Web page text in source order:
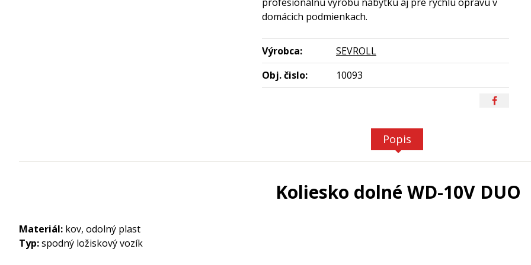
domácich podmienkach.
Výrobca:
SEVROLL
Obj. čislo:
10093
Popis
Koliesko dolné WD-10V DUO
Materiál: kov, odolný plast
Typ:spodný ložiskový vozík